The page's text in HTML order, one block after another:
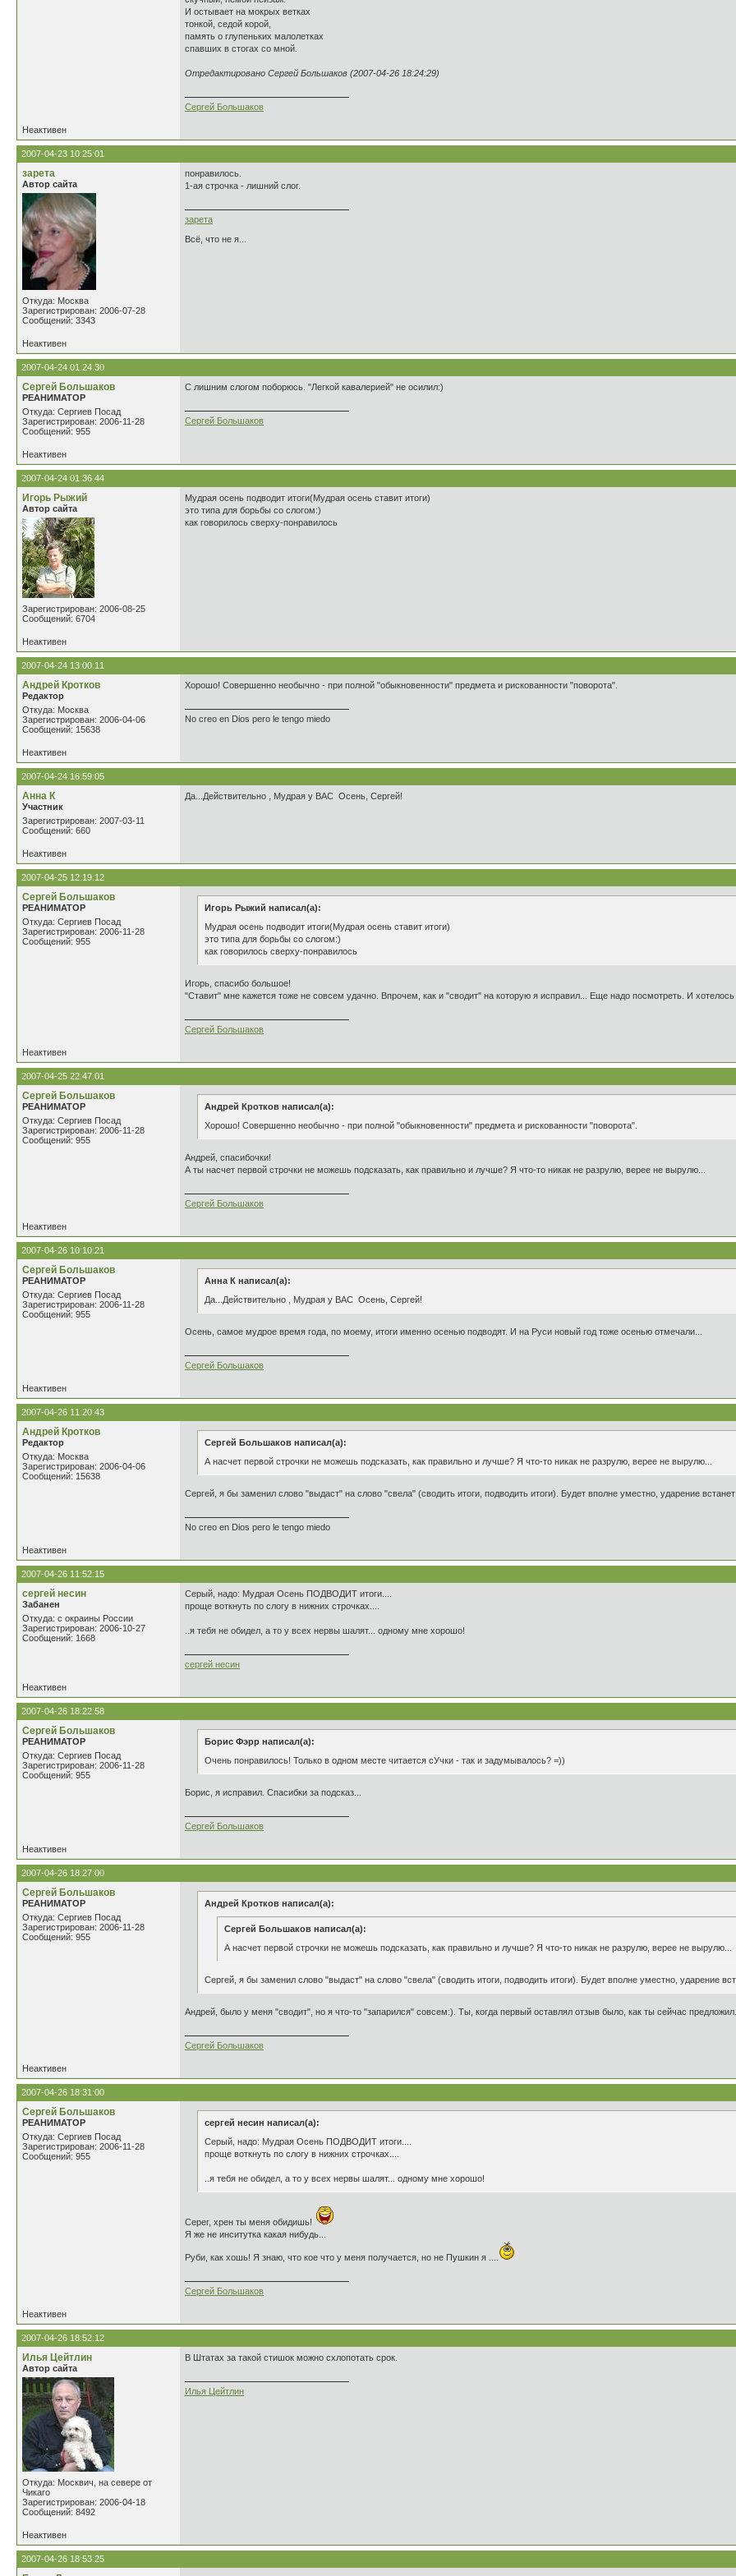
И остывает на мокрых ветках
тонкой, седой корой,
память о глупеньких малолетках
спавших в стогах со мной.
Отредактировано Сергей Большаков (2007-04-26 18:24:29)
Сергей Большаков
Неактивен
2007-04-23 10:25:01
зарета
Автор сайта
Откуда: Москва
Зарегистрирован: 2006-07-28
Сообщений: 3343
понравилось.
1-ая строчка - лишний слог.
зарета
Всё, что не я...
Неактивен
2007-04-24 01:24:30
Сергей Большаков
РЕАНИМАТОР
Откуда: Сергиев Посад
Зарегистрирован: 2006-11-28
Сообщений: 955
С лишним слогом поборюсь. "Легкой кавалерией" не осилил:)
Сергей Большаков
Неактивен
2007-04-24 01:36:44
Игорь Рыжий
Автор сайта
Зарегистрирован: 2006-08-25
Сообщений: 6704
Мудрая осень подводит итоги(Мудрая осень ставит итоги)
это типа для борьбы со слогом:)
как говорилось сверху-понравилось
Неактивен
2007-04-24 13:00:11
Андрей Кротков
Редактор
Откуда: Москва
Зарегистрирован: 2006-04-06
Сообщений: 15638
Хорошо! Совершенно необычно - при полной "обыкновенности" предмета и рискованности "поворота".
No creo en Dios pero le tengo miedo
Неактивен
2007-04-24 16:59:05
Анна К
Участник
Зарегистрирован: 2007-03-11
Сообщений: 660
Да...Действительно , Мудрая у ВАС Осень, Сергей!
Неактивен
2007-04-25 12:19:12
Сергей Большаков
РЕАНИМАТОР
Откуда: Сергиев Посад
Зарегистрирован: 2006-11-28
Сообщений: 955
Игорь Рыжий написал(а):
Мудрая осень подводит итоги(Мудрая осень ставит итоги)
это типа для борьбы со слогом:)
как говорилось сверху-понравилось
Игорь, спасибо большое!
"Ставит" мне кажется тоже не совсем удачно. Впрочем, как и "сводит" на которую я исправил... Еще надо посмотреть. И хотелось
Сергей Большаков
Неактивен
2007-04-25 22:47:01
Сергей Большаков
РЕАНИМАТОР
Откуда: Сергиев Посад
Зарегистрирован: 2006-11-28
Сообщений: 955
Андрей Кротков написал(а):
Хорошо! Совершенно необычно - при полной "обыкновенности" предмета и рискованности "поворота".
Андрей, спасибочки!
А ты насчет первой строчки не можешь подсказать, как правильно и лучше? Я что-то никак не разрулю, верее не вырулю...
Сергей Большаков
Неактивен
2007-04-26 10:10:21
Сергей Большаков
РЕАНИМАТОР
Откуда: Сергиев Посад
Зарегистрирован: 2006-11-28
Сообщений: 955
Анна К написал(а):
Да...Действительно , Мудрая у ВАС Осень, Сергей!
Осень, самое мудрое время года, по моему, итоги именно осенью подводят. И на Руси новый год тоже осенью отмечали...
Сергей Большаков
Неактивен
2007-04-26 11:20:43
Андрей Кротков
Редактор
Откуда: Москва
Зарегистрирован: 2006-04-06
Сообщений: 15638
Сергей Большаков написал(а):
А насчет первой строчки не можешь подсказать, как правильно и лучше? Я что-то никак не разрулю, верее не вырулю...
Сергей, я бы заменил слово "выдаст" на слово "свела" (сводить итоги, подводить итоги). Будет вполне уместно, ударение
No creo en Dios pero le tengo miedo
Неактивен
2007-04-26 11:52:15
сергей несин
Забанен
Откуда: с окраины России
Зарегистрирован: 2006-10-27
Сообщений: 1668
Серый, надо: Мудрая Осень ПОДВОДИТ итоги....
проще воткнуть по слогу в нижних строчках....
..я тебя не обидел, а то у всех нервы шалят... одному мне хорошо!
сергей несин
Неактивен
2007-04-26 18:22:58
Сергей Большаков
РЕАНИМАТОР
Откуда: Сергиев Посад
Зарегистрирован: 2006-11-28
Сообщений: 955
Борис Фэрр написал(а):
Очень понравилось! Только в одном месте читается сУчки - так и задумывалось? =))
Борис, я исправил. Спасибки за подсказ...
Сергей Большаков
Неактивен
2007-04-26 18:27:00
Сергей Большаков
РЕАНИМАТОР
Откуда: Сергиев Посад
Зарегистрирован: 2006-11-28
Сообщений: 955
Андрей Кротков написал(а):
Сергей Большаков написал(а):
А насчет первой строчки не можешь подсказать, как правильно и лучше? Я что-то никак не разрулю, верее не вырулю...
Сергей, я бы заменил слово "выдаст" на слово "свела" (сводить итоги, подводить итоги). Будет вполне уместно, ударение
Андрей, было у меня "сводит", но я что-то "запарился" совсем:). Ты, когда первый оставлял отзыв было, как ты сейчас
Сергей Большаков
Неактивен
2007-04-26 18:31:00
Сергей Большаков
РЕАНИМАТОР
Откуда: Сергиев Посад
Зарегистрирован: 2006-11-28
Сообщений: 955
сергей несин написал(а):
Серый, надо: Мудрая Осень ПОДВОДИТ итоги....
проще воткнуть по слогу в нижних строчках....
..я тебя не обидел, а то у всех нервы шалят... одному мне хорошо!
Серег, хрен ты меня обидишь!
Я же не инситутка какая нибудь...
Руби, как хошь! Я знаю, что кое что у меня получается, но не Пушкин я ....
Сергей Большаков
Неактивен
2007-04-26 18:52:12
Илья Цейтлин
Автор сайта
Откуда: Москвич, на севере от
Чикаго
Зарегистрирован: 2006-04-18
Сообщений: 8492
В Штатах за такой стишок можно схлопотать срок.
Илья Цейтлин
Неактивен
2007-04-26 18:53:25